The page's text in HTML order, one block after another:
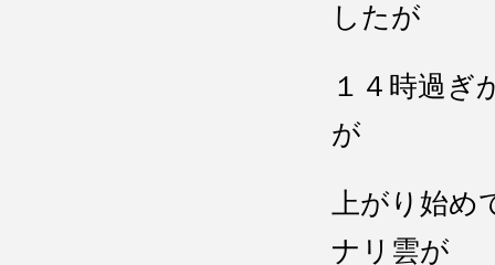
したが
１４時過ぎ
が
上がり始
ナリ雲が